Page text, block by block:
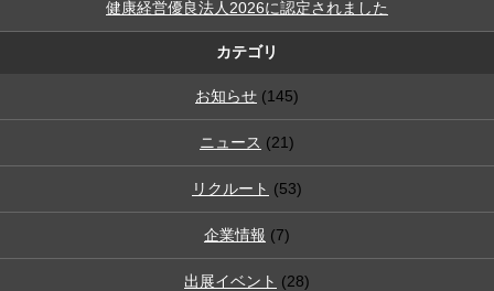
健康経営優良法人2026に認定されました
カテゴリ
お知らせ (145)
ニュース (21)
リクルート (53)
企業情報 (7)
出展イベント (28)